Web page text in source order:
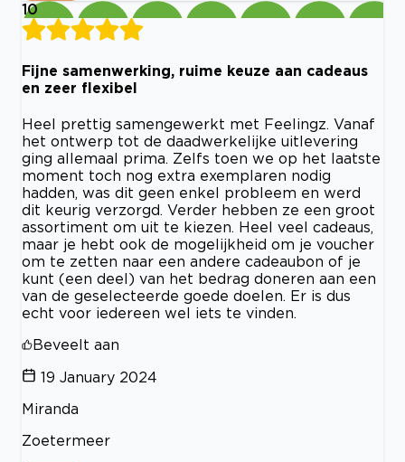
10
Fijne samenwerking, ruime keuze aan cadeaus
en zeer flexibel
Heel prettig samengewerkt met Feelingz. Vanaf
het ontwerp tot de daadwerkelijke uitlevering
ging allemaal prima. Zelfs toen we op het laatste
moment toch nog extra exemplaren nodig
hadden, was dit geen enkel probleem en werd
dit keurig verzorgd. Verder hebben ze een groot
assortiment om uit te kiezen. Heel veel cadeaus,
maar je hebt ook de mogelijkheid om je voucher
om te zetten naar een andere cadeaubon of je
kunt (een deel) van het bedrag doneren aan een
van de geselecteerde goede doelen. Er is dus
echt voor iedereen wel iets te vinden.
Beveelt aan
19 January 2024
Miranda
Zoetermeer